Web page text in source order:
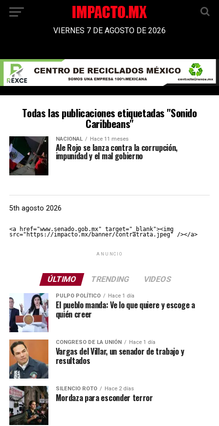
VIERNES 7 DE AGOSTO DE 2026
Todas las publicaciones etiquetadas "Sonido
Caribbeans"
NACIONAL Hace 11 meses
Ale Rojo se lanza contra la corrupción,
impunidad y el mal gobierno
5th agosto 2026
<a href="www.senado.gob.mx" target="_blank"><img
src="https://impacto.mx/banner/contratrata.jpeg" /></a>
ANUNCIO
ÚLTIMO TRENDING VIDEOS
PULPO POLÍTICO Hace 1 día
El pueblo manda: Ve lo que quiere y escoge a
quién creer
CONGRESO DE LA UNIÓN Hace 1 día
Vargas del Villar, un senador de trabajo y
resultados
SILENCIO ROTO Hace 2 días
Mordaza para esconder terror